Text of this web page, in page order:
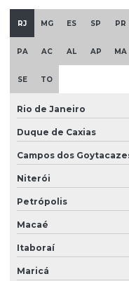
Empresas de
Equipamentos swf
Freio para ponte rolante
Gancho para ponte rolante
Importadora de
Importadora de peças
Instalação de
RJ MG ES SP PR
PA AC AL AP MA
SE TO
Rio de Janeiro
Duque de Caxias
Campos dos
Niterói
Petrópolis
Macaé
Itaboraí
Maricá